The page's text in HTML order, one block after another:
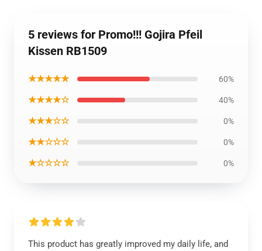
5 reviews for Promo!!! Gojira Pfeil
Kissen RB1509
★★★★★ 60%
★★★★☆ 40%
★★★☆☆ 0%
★★☆☆☆ 0%
★☆☆☆☆ 0%
This product has greatly improved my daily life, and